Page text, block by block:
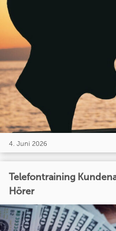
4. Juni 2026
Telefontraining
Hörer